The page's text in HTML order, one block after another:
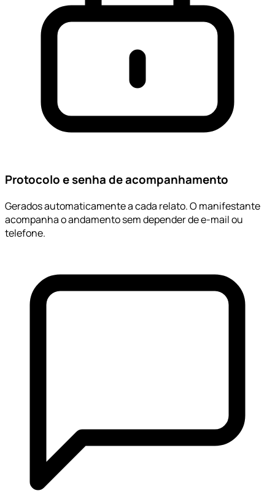
Protocolo e senha de acompanhamento
Gerados automaticamente a cada relato. O manifestante
acompanha o andamento sem depender de e-mail ou
telefone.